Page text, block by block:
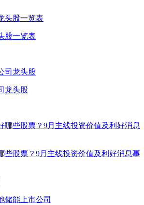
股一览表
龙头股
些股票？9月主线投资价值及利好消息事